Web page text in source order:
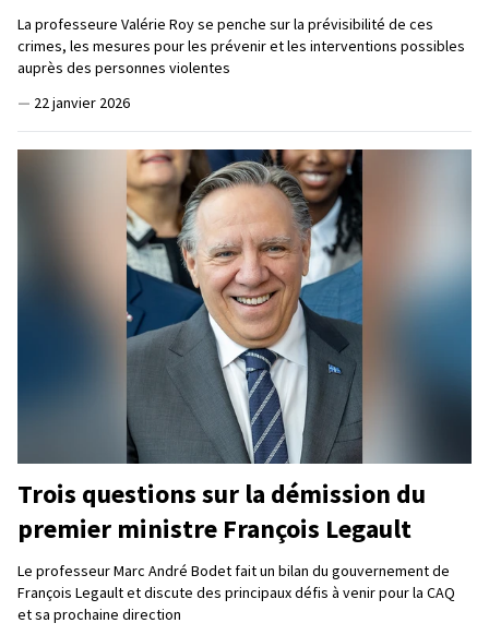
La professeure Valérie Roy se penche sur la prévisibilité de ces
crimes, les mesures pour les prévenir et les interventions possibles
auprès des personnes violentes
— 22 janvier 2026
Trois questions sur la démission du
premier ministre François Legault
Le professeur Marc André Bodet fait un bilan du gouvernement de
François Legault et discute des principaux défis à venir pour la CAQ
et sa prochaine direction